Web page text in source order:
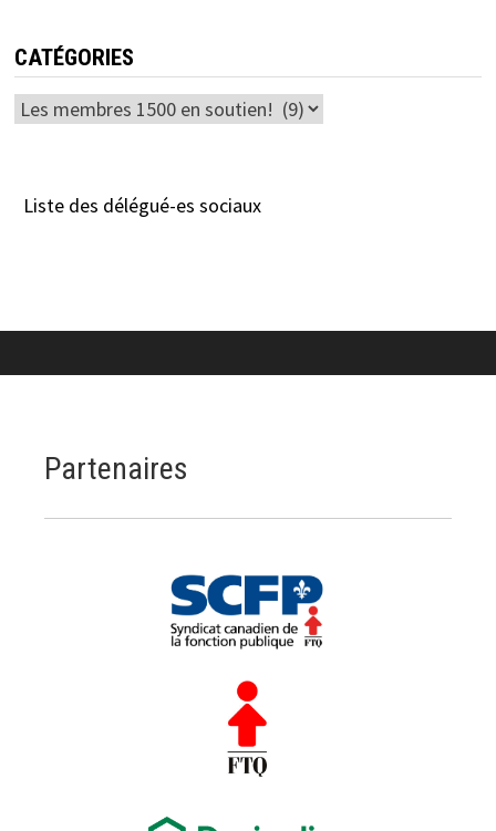
CATÉGORIES
Catégories
Liste des délégué-es sociaux
Partenaires